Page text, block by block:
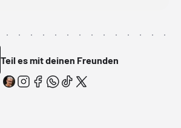
Teil es mit deinen Freunden